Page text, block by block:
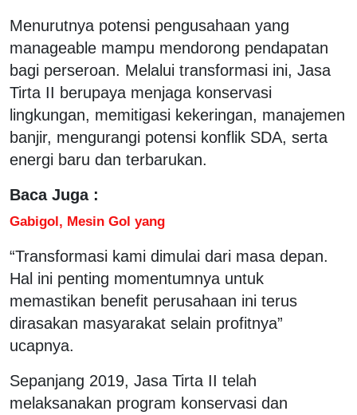
Menurutnya potensi pengusahaan yang
manageable mampu mendorong pendapatan
bagi perseroan. Melalui transformasi ini, Jasa
Tirta II berupaya menjaga konservasi
lingkungan, memitigasi kekeringan, manajemen
banjir, mengurangi potensi konflik SDA, serta
energi baru dan terbarukan.
Baca Juga :
Gabigol, Mesin Gol yang
“Transformasi kami dimulai dari masa depan.
Hal ini penting momentumnya untuk
memastikan benefit perusahaan ini terus
dirasakan masyarakat selain profitnya”
ucapnya.
Sepanjang 2019, Jasa Tirta II telah
melaksanakan program konservasi dan